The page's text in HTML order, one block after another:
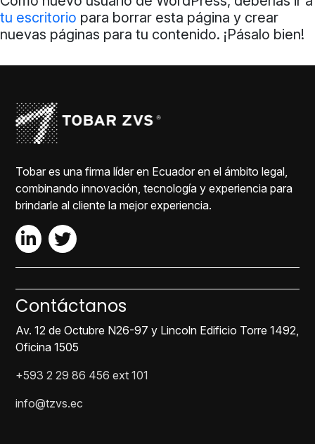
tu escritorio para borrar esta página y crear
nuevas páginas para tu contenido. ¡Pásalo bien!
Tobar es una firma líder en Ecuador en el ámbito legal,
combinando innovación, tecnología y experiencia para
brindarle al cliente la mejor experiencia.
Contáctanos
Av. 12 de Octubre N26-97 y Lincoln Edificio Torre 1492,
Oficina 1505
+593 2 29 86 456 ext 101
info@tzvs.ec